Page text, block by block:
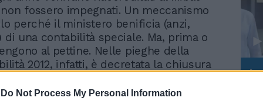
Do Not Process My Personal Information
fossero impegnati. Un meccanismo
perché il ministero benificia (anzi,
di una contabilità speciale. Ma, prima o
al pettine. Nelle pieghe della
2012, infatti, è decretata la chiusura
restituire al ministero dell'Economia e
Rudy Giuliani a Come States?